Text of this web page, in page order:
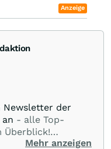
Anzeige
Newsletter der
- alle Top-
Überblick!
Anleger-Thema!Für
Mehr anzeigen